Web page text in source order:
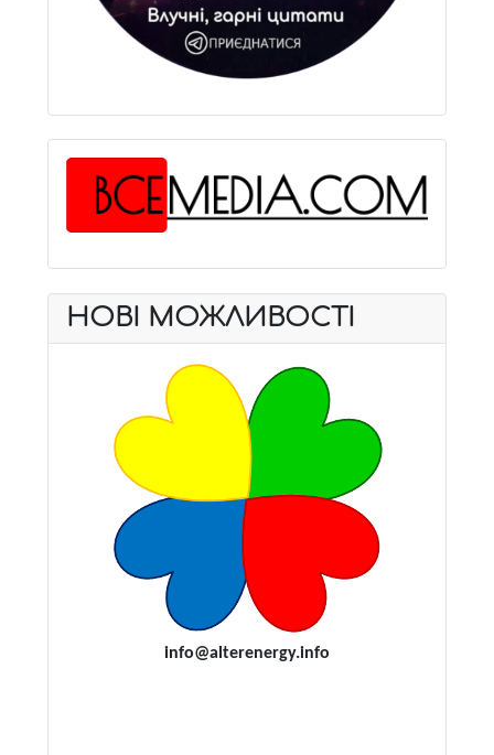
НОВІ МОЖЛИВОСТІ
info@alterenergy.info